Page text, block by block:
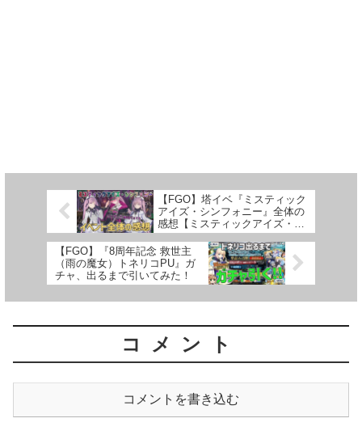
【FGO】塔イベ『ミスティック
アイズ・シンフォニー』全体の
感想【ミスティックアイズ・シ
ンフォニー#3】
【FGO】『8周年記念 救世主
（雨の魔女）トネリコPU』ガ
チャ、出るまで引いてみた！
コメント
コメントを書き込む